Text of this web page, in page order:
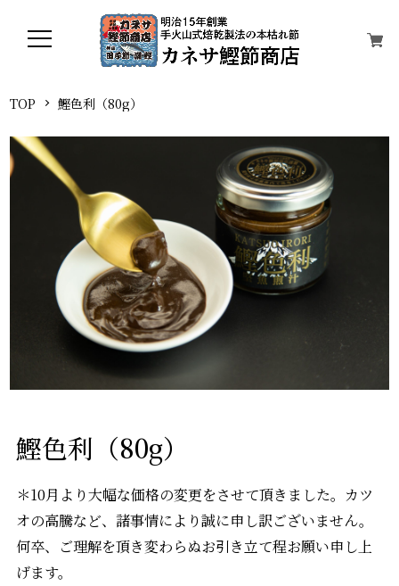
TOP 鰹色利（80g）
鰹色利（80g）
＊10月より大幅な価格の変更をさせて頂きました。カツ
オの高騰など、諸事情により誠に申し訳ございません。
何卒、ご理解を頂き変わらぬお引き立て程お願い申し上
げます。